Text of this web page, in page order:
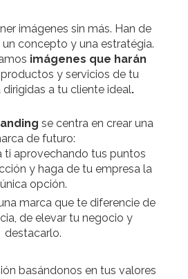
imágenes sin más. Han de
concepto y una estratégia.
imágenes que harán
y servicios de tu
a tu cliente ideal.
se centra en crear una
de futuro:
ti aprovechando tus puntos
y haga de tu empresa la
única opción.
marca que te diferencie de
de elevar tu negocio y
destacarlo.
basándonos en tus valores